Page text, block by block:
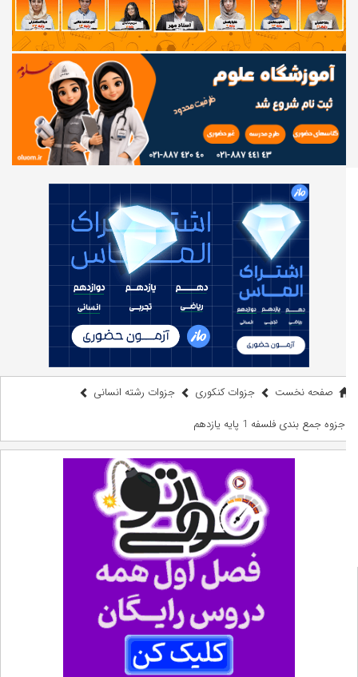
صفحه نخست جزوات کنکوری
جزوات رشته انسانی
جزوه جمع بندی فلسفه 1 پایه یازدهم